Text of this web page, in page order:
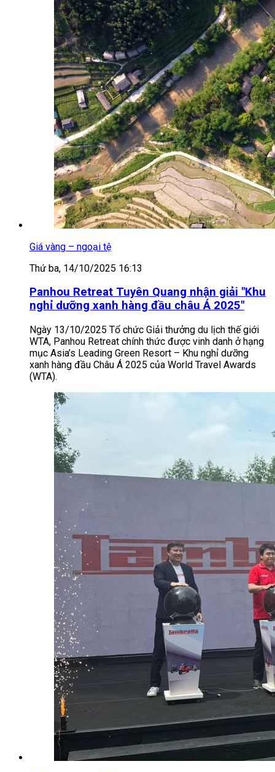
Giá vàng – ngoại tệ
Thứ ba, 14/10/2025 16:13
Panhou Retreat Tuyên Quang nhận giải "Khu
nghỉ dưỡng xanh hàng đầu châu Á 2025"
Ngày 13/10/2025 Tổ chức Giải thưởng du lịch thế giới
WTA, Panhou Retreat chính thức được vinh danh ở hạng
mục Asia’s Leading Green Resort – Khu nghỉ dưỡng
xanh hàng đầu Châu Á 2025 của World Travel Awards
(WTA).